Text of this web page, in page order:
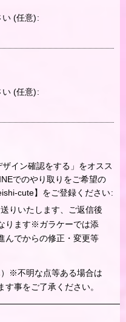
い (任意):
い (任意):
イン確認をする」をオスス
でのやり取りをご希望の
cute】をご登録ください:
りいたします、ご返信後
ります※ガラケーでは添
んでからの修正・変更等
※不明な点等ある場合は
事をご了承ください。